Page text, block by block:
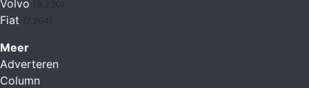
Volvo
Fiat (7.264)
Meer
Adverteren
Column